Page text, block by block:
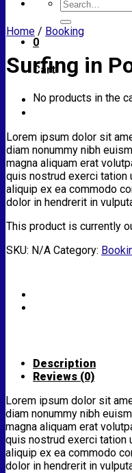
Search
for:
0
Cart
No products in the
Home / Booking
Surfing in
Lorem ipsum dolor sit
diam nonummy nibh
magna aliquam erat
quis nostrud exerci
aliquip ex ea commodo
dolor in hendrerit in
This product is currently
SKU: N/A Category:
Description
Reviews (0)
Lorem ipsum dolor sit
diam nonummy nibh
magna aliquam erat
quis nostrud exerci
aliquip ex ea commodo
dolor in hendrerit in